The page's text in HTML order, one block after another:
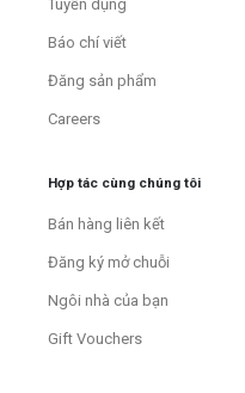
Tuyển dụng
Báo chí viết
Đăng sản phẩm
Careers
Hợp tác cùng chúng tôi
Bán hàng liên kết
Đăng ký mở chuỗi
Ngôi nhà của bạn
Gift Vouchers